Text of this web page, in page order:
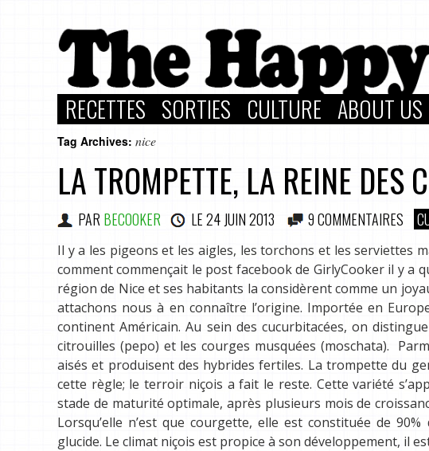
RECETTES SORTIES CULTURE ABOUT US
Tag Archives: nice
LA TROMPETTE, LA REINE DES
PAR BECOOKER LE24 JUIN 2013 9 COMMENTAIRES
Il y a les pigeons et les aigles, les torchons et les serviettes
comment commençait le post facebook de GirlyCooker il y a
région de Nice et ses habitants la considèrent comme un
attachons nous à en connaître l’origine. Importée en
continent Américain. Au sein des cucurbitacées, on
citrouilles (pepo) et les courges musquées (moschata).
aisés et produisent des hybrides fertiles. La trompette du
cette règle; le terroir niçois a fait le reste. Cette variété
stade de maturité optimale, après plusieurs mois de
Lorsqu’elle n’est que courgette, elle est constituée de
glucide. Le climat niçois est propice à son développement, il